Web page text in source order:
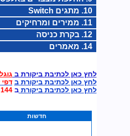
10. מתגים Switch
11. ממירים ומרחיקים
12. בקרת כניסה
14. מאמרים
לחץ כאן לכתיבת ביקורת ב גוגל
לחץ כאן לכתיבת ביקורת ב
לחץ כאן לכתיבת ביקורתב144
חדשות